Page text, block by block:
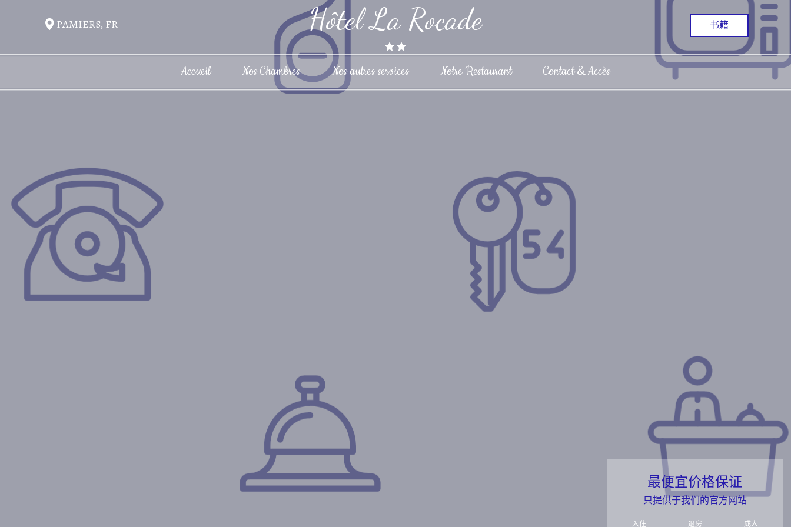
PAMIERS, FR Hôtel La Rocade 书籍
Accueil Nos Chambres Nos autres services Notre Restaurant Contact & Accès
最便宜价格保证
只提供于我们的官方网站
入住 退房 成人